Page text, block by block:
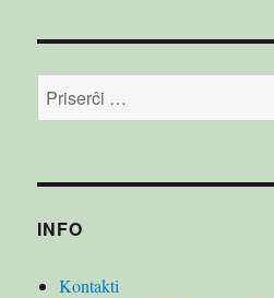
Serĉu:
INFO
Kontakti